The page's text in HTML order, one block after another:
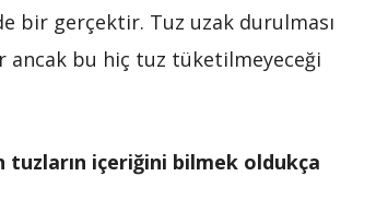
bir gerçektir. Tuz uzak durulması
ancak bu hiç tuz tüketilmeyeceği
tuzların içeriğini bilmek oldukça